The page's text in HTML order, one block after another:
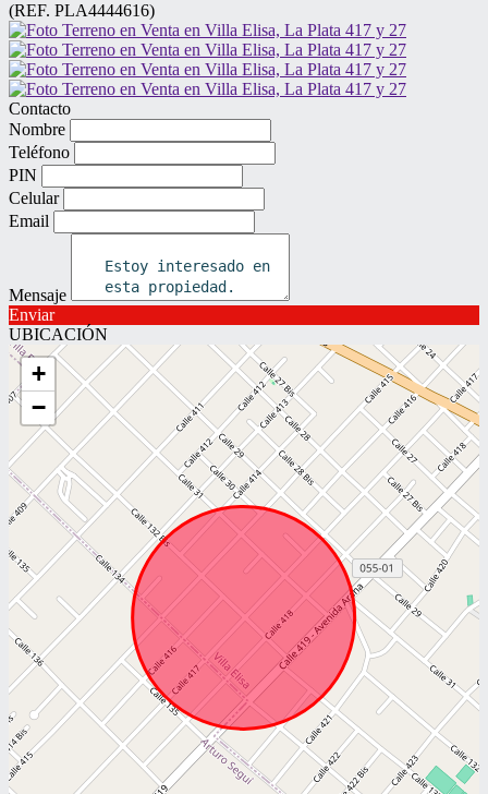
(REF. PLA4444616)
Contacto
Nombre
Teléfono
PIN
Celular
Email
Mensaje
Enviar
UBICACIÓN
+
−